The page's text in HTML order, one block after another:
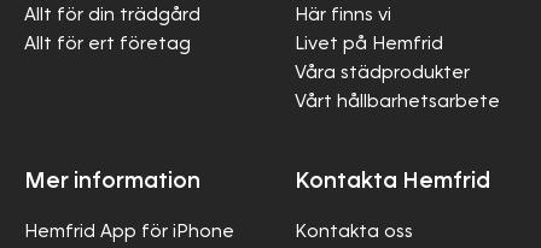
Allt för din trädgård
Allt för ert företag
Här finns vi
Livet på Hemfrid
Våra städprodukter
Vårt hållbarhetsarbete
Mer information
Hemfrid App för iPhone
Kontakta Hemfrid
Kontakta oss